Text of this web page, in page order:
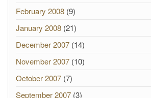
February 2008 (9)
January 2008 (21)
December 2007 (14)
November 2007 (10)
October 2007 (7)
September 2007 (3)